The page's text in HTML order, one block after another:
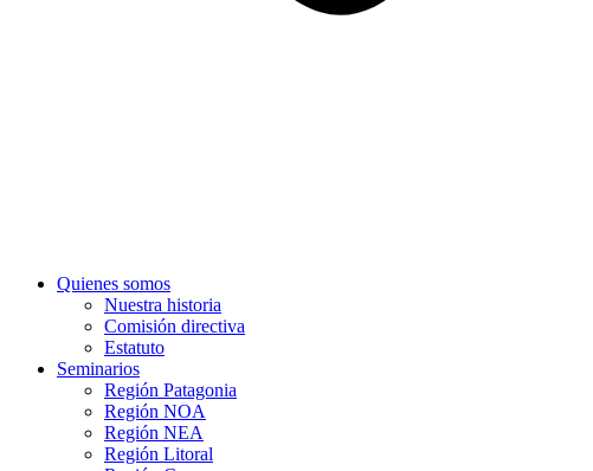
Quienes somos
Nuestra historia
Comisión directiva
Estatuto
Seminarios
Región Patagonia
Región NOA
Región NEA
Región Litoral